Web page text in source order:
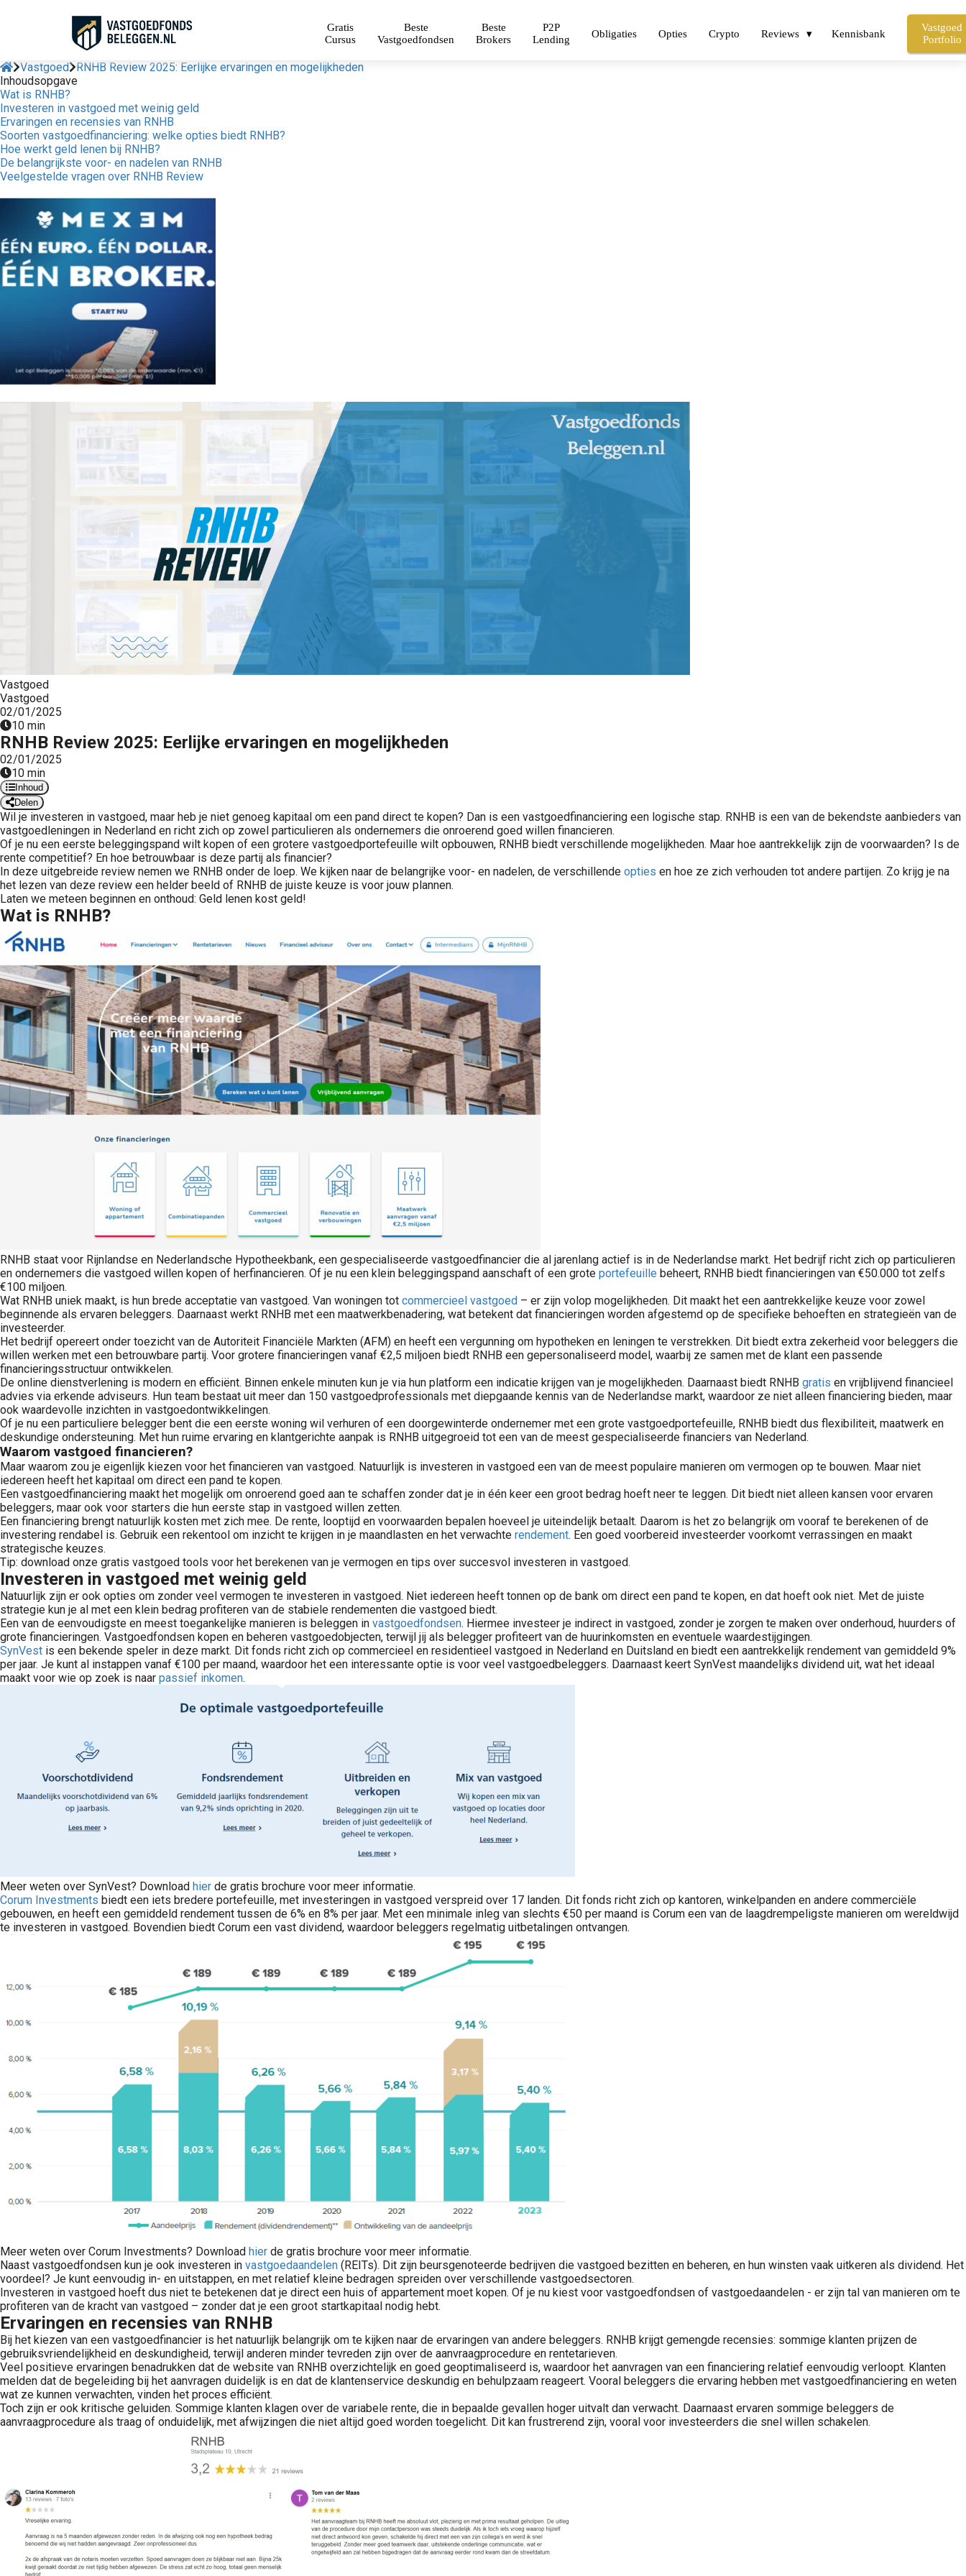
Gratis
Cursus
Beste
Vastgoedfondsen
Beste
Brokers
P2P
Lending
Obligaties Opties Crypto Reviews Kennisbank
Vastgoed
Portfolio
Vastgoed
RNHB Review 2025: Eerlijke ervaringen en mogelijkheden
Inhoudsopgave
Wat is RNHB?
Investeren in vastgoed met weinig geld
Ervaringen en recensies van RNHB
Soorten vastgoedfinanciering: welke opties biedt RNHB?
Hoe werkt geld lenen bij RNHB?
De belangrijkste voor- en nadelen van RNHB
Veelgestelde vragen over RNHB Review
Vastgoed
Vastgoed
02/01/2025
10 min
RNHB Review 2025: Eerlijke ervaringen en mogelijkheden
02/01/2025
10 min
Inhoud
Delen
Wil je investeren in vastgoed, maar heb je niet genoeg kapitaal om een pand direct te kopen? Dan is een vastgoedfinanciering een logische stap. RNHB is een van de bekendste aanbieders van
vastgoedleningen in Nederland en richt zich op zowel particulieren als ondernemers die onroerend goed willen financieren.
Of je nu een eerste beleggingspand wilt kopen of een grotere vastgoedportefeuille wilt opbouwen, RNHB biedt verschillende mogelijkheden. Maar hoe aantrekkelijk zijn de voorwaarden? Is de
rente competitief? En hoe betrouwbaar is deze partij als financier?
In deze uitgebreide review nemen we RNHB onder de loep. We kijken naar de belangrijke voor- en nadelen, de verschillende opties en hoe ze zich verhouden tot andere partijen. Zo krijg je na
het lezen van deze review een helder beeld of RNHB de juiste keuze is voor jouw plannen.
Laten we meteen beginnen en onthoud: Geld lenen kost geld!
Wat is RNHB?
RNHB staat voor Rijnlandse en Nederlandsche Hypotheekbank, een gespecialiseerde vastgoedfinancier die al jarenlang actief is in de Nederlandse markt. Het bedrijf richt zich op particulieren
en ondernemers die vastgoed willen kopen of herfinancieren. Of je nu een klein beleggingspand aanschaft of een grote portefeuille beheert, RNHB biedt financieringen van €50.000 tot zelfs
€100 miljoen.
Wat RNHB uniek maakt, is hun brede acceptatie van vastgoed. Van woningen tot commercieel vastgoed – er zijn volop mogelijkheden. Dit maakt het een aantrekkelijke keuze voor zowel
beginnende als ervaren beleggers. Daarnaast werkt RNHB met een maatwerkbenadering, wat betekent dat financieringen worden afgestemd op de specifieke behoeften en strategieën van de
investeerder.
Het bedrijf opereert onder toezicht van de Autoriteit Financiële Markten (AFM) en heeft een vergunning om hypotheken en leningen te verstrekken. Dit biedt extra zekerheid voor beleggers die
willen werken met een betrouwbare partij. Voor grotere financieringen vanaf €2,5 miljoen biedt RNHB een gepersonaliseerd model, waarbij ze samen met de klant een passende
financieringsstructuur ontwikkelen.
De online dienstverlening is modern en efficiënt. Binnen enkele minuten kun je via hun platform een indicatie krijgen van je mogelijkheden. Daarnaast biedt RNHB gratis en vrijblijvend financieel
advies via erkende adviseurs. Hun team bestaat uit meer dan 150 vastgoedprofessionals met diepgaande kennis van de Nederlandse markt, waardoor ze niet alleen financiering bieden, maar
ook waardevolle inzichten in vastgoedontwikkelingen.
Of je nu een particuliere belegger bent die een eerste woning wil verhuren of een doorgewinterde ondernemer met een grote vastgoedportefeuille, RNHB biedt dus flexibiliteit, maatwerk en
deskundige ondersteuning. Met hun ruime ervaring en klantgerichte aanpak is RNHB uitgegroeid tot een van de meest gespecialiseerde financiers van Nederland.
Waarom vastgoed financieren?
Maar waarom zou je eigenlijk kiezen voor het financieren van vastgoed. Natuurlijk is investeren in vastgoed een van de meest populaire manieren om vermogen op te bouwen. Maar niet
iedereen heeft het kapitaal om direct een pand te kopen.
Een vastgoedfinanciering maakt het mogelijk om onroerend goed aan te schaffen zonder dat je in één keer een groot bedrag hoeft neer te leggen. Dit biedt niet alleen kansen voor ervaren
beleggers, maar ook voor starters die hun eerste stap in vastgoed willen zetten.
Een financiering brengt natuurlijk kosten met zich mee. De rente, looptijd en voorwaarden bepalen hoeveel je uiteindelijk betaalt. Daarom is het zo belangrijk om vooraf te berekenen of de
investering rendabel is. Gebruik een rekentool om inzicht te krijgen in je maandlasten en het verwachte rendement. Een goed voorbereid investeerder voorkomt verrassingen en maakt
strategische keuzes.
Tip: download onze gratis vastgoed tools voor het berekenen van je vermogen en tips over succesvol investeren in vastgoed.
Investeren in vastgoed met weinig geld
Natuurlijk zijn er ook opties om zonder veel vermogen te investeren in vastgoed. Niet iedereen heeft tonnen op de bank om direct een pand te kopen, en dat hoeft ook niet. Met de juiste
strategie kun je al met een klein bedrag profiteren van de stabiele rendementen die vastgoed biedt.
Een van de eenvoudigste en meest toegankelijke manieren is beleggen in vastgoedfondsen. Hiermee investeer je indirect in vastgoed, zonder je zorgen te maken over onderhoud, huurders of
grote financieringen. Vastgoedfondsen kopen en beheren vastgoedobjecten, terwijl jij als belegger profiteert van de huurinkomsten en eventuele waardestijgingen.
SynVest is een bekende speler in deze markt. Dit fonds richt zich op commercieel en residentieel vastgoed in Nederland en Duitsland en biedt een aantrekkelijk rendement van gemiddeld 9%
per jaar. Je kunt al instappen vanaf €100 per maand, waardoor het een interessante optie is voor veel vastgoedbeleggers. Daarnaast keert SynVest maandelijks dividend uit, wat het ideaal
maakt voor wie op zoek is naar passief inkomen.
Meer weten over SynVest? Download hier de gratis brochure voor meer informatie.
Corum Investments biedt een iets bredere portefeuille, met investeringen in vastgoed verspreid over 17 landen. Dit fonds richt zich op kantoren, winkelpanden en andere commerciële
gebouwen, en heeft een gemiddeld rendement tussen de 6% en 8% per jaar. Met een minimale inleg van slechts €50 per maand is Corum een van de laagdrempeligste manieren om wereldwijd
te investeren in vastgoed. Bovendien biedt Corum een vast dividend, waardoor beleggers regelmatig uitbetalingen ontvangen.
Meer weten over Corum Investments? Download hier de gratis brochure voor meer informatie.
Naast vastgoedfondsen kun je ook investeren in vastgoedaandelen (REITs). Dit zijn beursgenoteerde bedrijven die vastgoed bezitten en beheren, en hun winsten vaak uitkeren als dividend. Het
voordeel? Je kunt eenvoudig in- en uitstappen, en met relatief kleine bedragen spreiden over verschillende vastgoedsectoren.
Investeren in vastgoed hoeft dus niet te betekenen dat je direct een huis of appartement moet kopen. Of je nu kiest voor vastgoedfondsen of vastgoedaandelen - er zijn tal van manieren om te
profiteren van de kracht van vastgoed – zonder dat je een groot startkapitaal nodig hebt.
Ervaringen en recensies van RNHB
Bij het kiezen van een vastgoedfinancier is het natuurlijk belangrijk om te kijken naar de ervaringen van andere beleggers. RNHB krijgt gemengde recensies: sommige klanten prijzen de
gebruiksvriendelijkheid en deskundigheid, terwijl anderen minder tevreden zijn over de aanvraagprocedure en rentetarieven.
Veel positieve ervaringen benadrukken dat de website van RNHB overzichtelijk en goed geoptimaliseerd is, waardoor het aanvragen van een financiering relatief eenvoudig verloopt. Klanten
melden dat de begeleiding bij het aanvragen duidelijk is en dat de klantenservice deskundig en behulpzaam reageert. Vooral beleggers die ervaring hebben met vastgoedfinanciering en weten
wat ze kunnen verwachten, vinden het proces efficiënt.
Toch zijn er ook kritische geluiden. Sommige klanten klagen over de variabele rente, die in bepaalde gevallen hoger uitvalt dan verwacht. Daarnaast ervaren sommige beleggers de
aanvraagprocedure als traag of onduidelijk, met afwijzingen die niet altijd goed worden toegelicht. Dit kan frustrerend zijn, vooral voor investeerders die snel willen schakelen.